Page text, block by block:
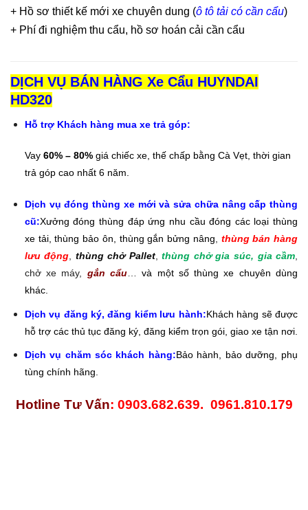
+ Hồ sơ thiết kế mới xe chuyên dung (ô tô tải có cần cẩu)
+ Phí đi nghiệm thu cẩu, hồ sơ hoán cải cần cẩu
DỊCH VỤ BÁN HÀNG Xe Cẩu HUYNDAI
HD320
Hỗ trợ Khách hàng mua xe trả góp:
Vay 60% – 80%giá chiếc xe, thế chấp bằng Cà Vẹt, thời gian
trả góp cao nhất 6 năm.
Dịch vụ đóng thùng xe mới và sửa chữa nâng cấp thùng
cũ:Xưởng đóng thùng đáp ứng nhu cầu đóng các loại thùng
xe tải, thùng bảo ôn, thùng gắn bửng nâng, thùng bán hàng
lưu động, thùng chở Pallet,thùng chở gia súc, gia cầm,
chở xe máy, gắn cẩu…và một số thùngxe chuyên dùng
khác.
Dịch vụ đăng ký, đăng kiểm lưu hành:Khách hàng sẽ được
hỗ trợ các thủ tục đăng ký, đăng kiểm trọn gói, giao xe tận nơi.
Dịch vụ chăm sóc khách hàng:Bảo hành, bảo dưỡng, phụ
tùng chính hãng.
Hotline Tư Vấn: 0903.682.639. 0961.810.179